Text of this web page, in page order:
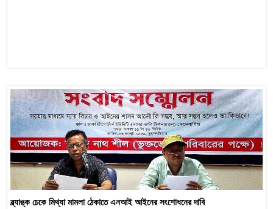
ব্ল্যাঙ্ক চেকে মিথ্যা মামলা ঠেকাতে এনআই আইনের সংশোধনের দাবি